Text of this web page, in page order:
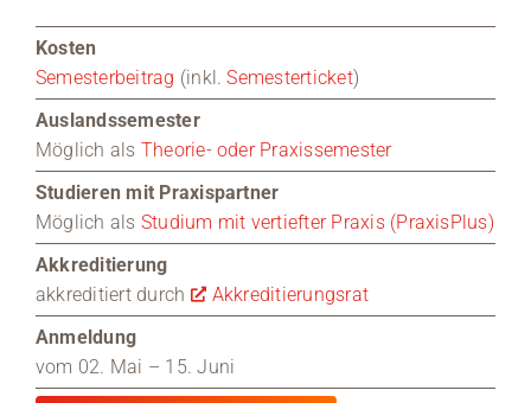
Kosten
Semesterbeitrag (inkl.Semesterticket)
Auslandssemester
Möglich als Theorie- oder Praxissemester
Studieren mit Praxispartner
Möglich als Studium mit vertiefter Praxis (PraxisPlus)
Akkreditierung
akkreditiert durch
Akkreditierungsrat
Anmeldung
vom 02. Mai – 15. Juni